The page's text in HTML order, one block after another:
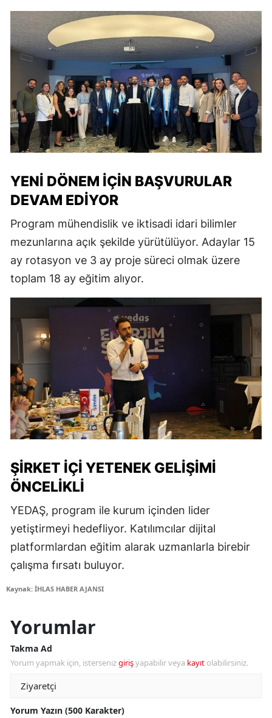
YENI DÖNEM İÇIN BAŞVURULAR
DEVAM EDIYOR
Program mühendislik ve iktisadi idari bilimler
mezunlarına açık şekilde yürütülüyor. Adaylar 15
ay rotasyon ve 3 ay proje süreci olmak üzere
toplam 18 ay eğitim alıyor.
ŞIRKET İÇI YETENEK GELIŞIMI
ÖNCELIKLI
YEDAŞ, program ile kurum içinden lider
yetiştirmeyi hedefliyor. Katılımcılar dijital
platformlardan eğitim alarak uzmanlarla birebir
çalışma fırsatı buluyor.
Kaynak: İHLAS HABER AJANSI
Yorumlar
Takma Ad
Yorum yapmak için, istersenizgirişyapabilir veya kayıt olabilirsiniz.
Yorum Yazın (500 Karakter)